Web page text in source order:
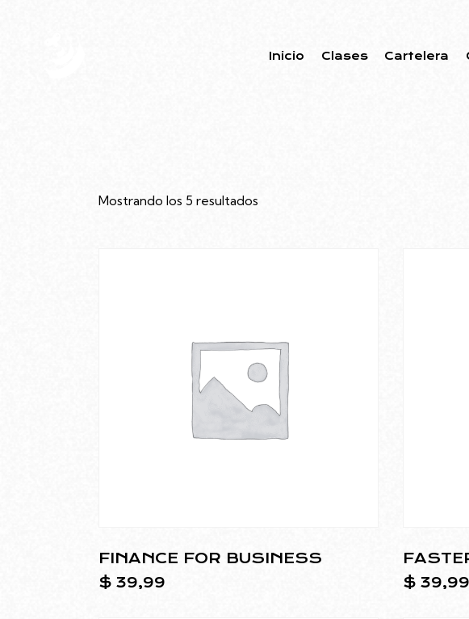
Inicio Clases Cartelera
Mostrando los 5 resultados
FINANCE FOR BUSINESS
$ 39,99 $39,99